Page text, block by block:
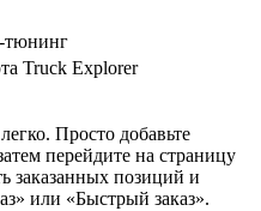
тюнинг
Truck Explorer
Просто добавьте
перейдите на страницу
заказанных позиций и
или «Быстрый заказ».